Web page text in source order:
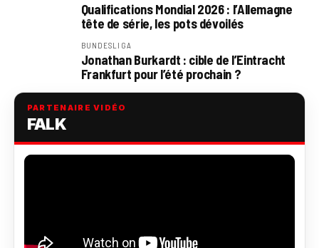
Qualifications Mondial 2026 : l’Allemagne
tête de série, les pots dévoilés
BUNDESLIGA
Jonathan Burkardt : cible de l’Eintracht
Frankfurt pour l’été prochain ?
PARTENAIRE VIDÉO
FALK